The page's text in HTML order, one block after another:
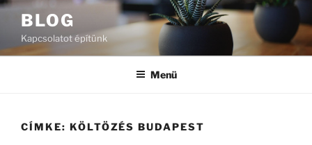
Tartalomhoz
BLOG
Kapcsolatot építünk
Menü
CÍMKE: KÖLTÖZÉS BUDAPEST